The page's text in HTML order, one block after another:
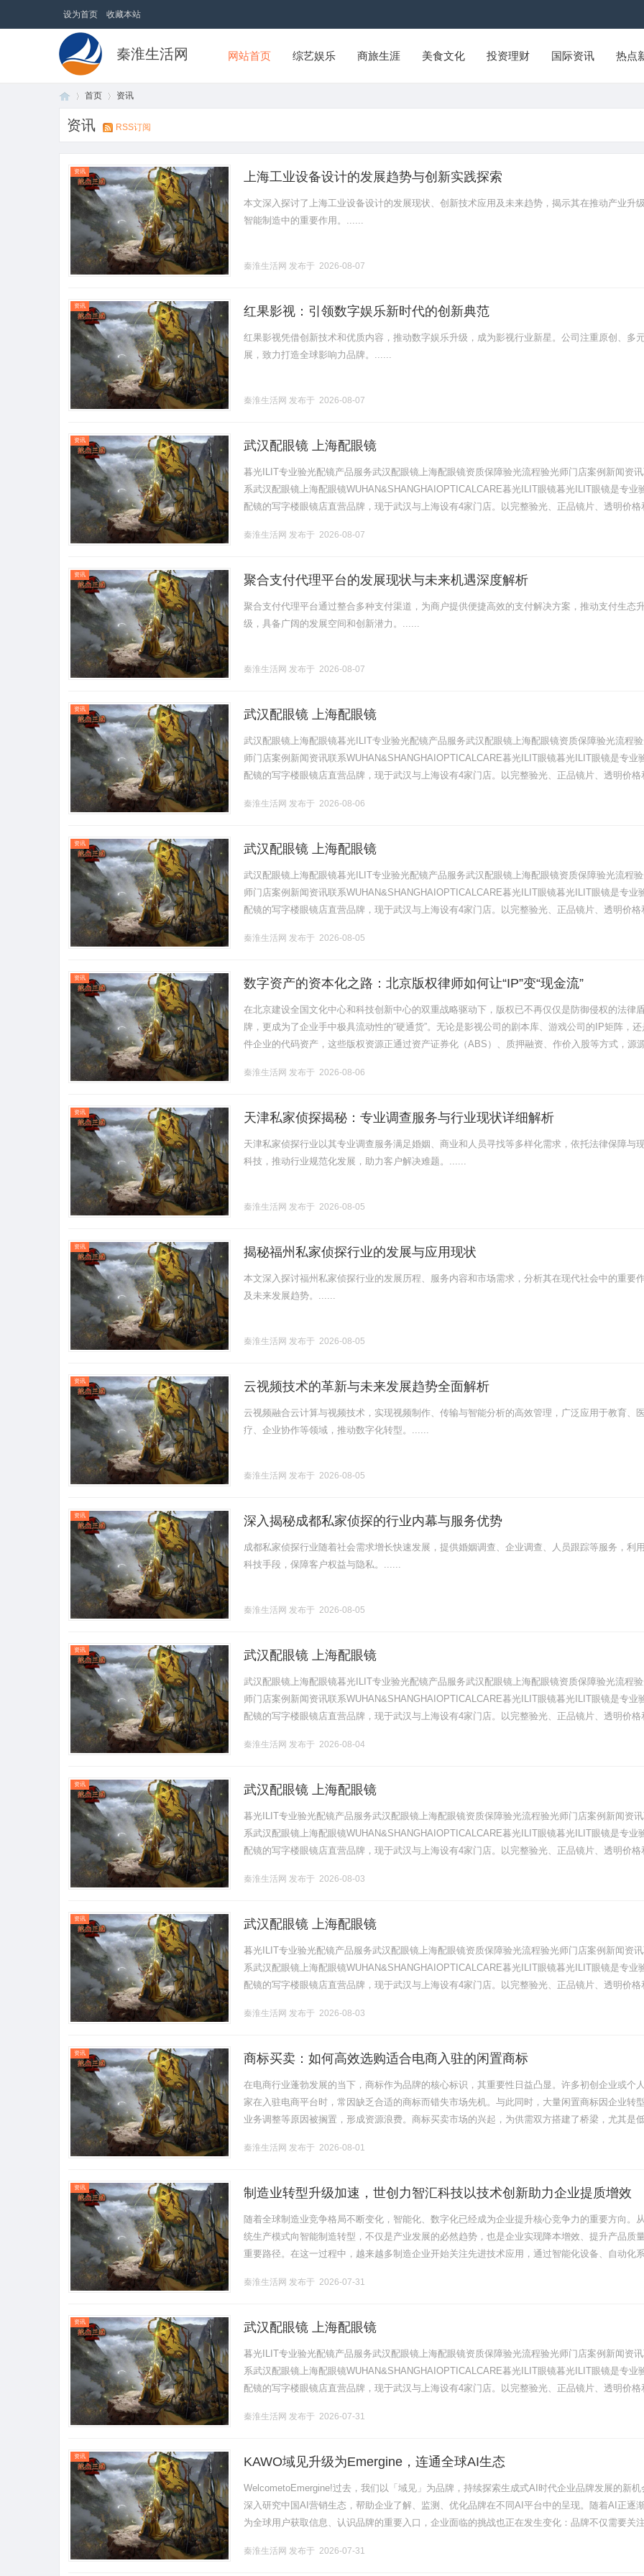
设为首页 收藏本站
秦淮生活网 网站首页 综艺娱乐 商旅生涯 美食文化 投资理财 国际资讯 热点
首页 资讯
资讯 RSS订阅
资讯 上海工业设备设计的发展趋势与创新实践探索
本文深入探讨了上海工业设备设计的发展现状、创新技术应用及未来趋势，揭示其在推动产业升
智能制造中的重要作用。......
秦淮生活网 发布于 2026-08-07
资讯 红果影视：引领数字娱乐新时代的创新典范
红果影视凭借创新技术和优质内容，推动数字娱乐升级，成为影视行业新星。公司注重原创、多
展，致力打造全球影响力品牌。......
秦淮生活网 发布于 2026-08-07
资讯 武汉配眼镜 上海配眼镜
暮光ILIT专业验光配镜产品服务武汉配眼镜上海配眼镜资质保障验光流程验光师门店案例新闻资
系武汉配眼镜上海配眼镜WUHAN&SHANGHAIOPTICALCARE暮光ILIT眼镜暮光ILIT眼镜是专业
配镜的写字楼眼镜店直营品牌，现于武汉与上海设有4家门店。以完整验光、正品镜片、透明价格
秦淮生活网 发布于 2026-08-07
资讯 聚合支付代理平台的发展现状与未来机遇深度解析
聚合支付代理平台通过整合多种支付渠道，为商户提供便捷高效的支付解决方案，推动支付生态
级，具备广阔的发展空间和创新潜力。......
秦淮生活网 发布于 2026-08-07
资讯 武汉配眼镜 上海配眼镜
武汉配眼镜上海配眼镜暮光ILIT专业验光配镜产品服务武汉配眼镜上海配眼镜资质保障验光流程
师门店案例新闻资讯联系WUHAN&SHANGHAIOPTICALCARE暮光ILIT眼镜暮光ILIT眼镜是专业
配镜的写字楼眼镜店直营品牌，现于武汉与上海设有4家门店。以完整验光、正品镜片、透明价格
秦淮生活网 发布于 2026-08-06
资讯 武汉配眼镜 上海配眼镜
武汉配眼镜上海配眼镜暮光ILIT专业验光配镜产品服务武汉配眼镜上海配眼镜资质保障验光流程
师门店案例新闻资讯联系WUHAN&SHANGHAIOPTICALCARE暮光ILIT眼镜暮光ILIT眼镜是专业
配镜的写字楼眼镜店直营品牌，现于武汉与上海设有4家门店。以完整验光、正品镜片、透明价格
秦淮生活网 发布于 2026-08-05
资讯 数字资产的资本化之路：北京版权律师如何让“IP”变“现金流”
在北京建设全国文化中心和科技创新中心的双重战略驱动下，版权已不再仅仅是防御侵权的法律
牌，更成为了企业手中极具流动性的“硬通货”。无论是影视公司的剧本库、游戏公司的IP矩阵，还
件企业的代码资产，这些版权资源正通过资产证券化（ABS）、质押融资、作价入股等方式，源
秦淮生活网 发布于 2026-08-06
资讯 天津私家侦探揭秘：专业调查服务与行业现状详细解析
天津私家侦探行业以其专业调查服务满足婚姻、商业和人员寻找等多样化需求，依托法律保障与
科技，推动行业规范化发展，助力客户解决难题。......
秦淮生活网 发布于 2026-08-05
资讯 揭秘福州私家侦探行业的发展与应用现状
本文深入探讨福州私家侦探行业的发展历程、服务内容和市场需求，分析其在现代社会中的重要
及未来发展趋势。......
秦淮生活网 发布于 2026-08-05
资讯 云视频技术的革新与未来发展趋势全面解析
云视频融合云计算与视频技术，实现视频制作、传输与智能分析的高效管理，广泛应用于教育、
疗、企业协作等领域，推动数字化转型。......
秦淮生活网 发布于 2026-08-05
资讯 深入揭秘成都私家侦探的行业内幕与服务优势
成都私家侦探行业随着社会需求增长快速发展，提供婚姻调查、企业调查、人员跟踪等服务，利
科技手段，保障客户权益与隐私。......
秦淮生活网 发布于 2026-08-05
资讯 武汉配眼镜 上海配眼镜
武汉配眼镜上海配眼镜暮光ILIT专业验光配镜产品服务武汉配眼镜上海配眼镜资质保障验光流程
师门店案例新闻资讯联系WUHAN&SHANGHAIOPTICALCARE暮光ILIT眼镜暮光ILIT眼镜是专业
配镜的写字楼眼镜店直营品牌，现于武汉与上海设有4家门店。以完整验光、正品镜片、透明价格
秦淮生活网 发布于 2026-08-04
资讯 武汉配眼镜 上海配眼镜
暮光ILIT专业验光配镜产品服务武汉配眼镜上海配眼镜资质保障验光流程验光师门店案例新闻资
系武汉配眼镜上海配眼镜WUHAN&SHANGHAIOPTICALCARE暮光ILIT眼镜暮光ILIT眼镜是专业
配镜的写字楼眼镜店直营品牌，现于武汉与上海设有4家门店。以完整验光、正品镜片、透明价格
秦淮生活网 发布于 2026-08-03
资讯 武汉配眼镜 上海配眼镜
暮光ILIT专业验光配镜产品服务武汉配眼镜上海配眼镜资质保障验光流程验光师门店案例新闻资
系武汉配眼镜上海配眼镜WUHAN&SHANGHAIOPTICALCARE暮光ILIT眼镜暮光ILIT眼镜是专业
配镜的写字楼眼镜店直营品牌，现于武汉与上海设有4家门店。以完整验光、正品镜片、透明价格
秦淮生活网 发布于 2026-08-03
资讯 商标买卖：如何高效选购适合电商入驻的闲置商标
在电商行业蓬勃发展的当下，商标作为品牌的核心标识，其重要性日益凸显。许多初创企业或个
家在入驻电商平台时，常因缺乏合适的商标而错失市场先机。与此同时，大量闲置商标因企业转
业务调整等原因被搁置，形成资源浪费。商标买卖市场的兴起，为供需双方搭建了桥梁，尤其是
买家的关.........
秦淮生活网 发布于 2026-08-01
资讯 制造业转型升级加速，世创力智汇科技以技术创新助力企业提质增效
随着全球制造业竞争格局不断变化，智能化、数字化已经成为企业提升核心竞争力的重要方向。
统生产模式向智能制造转型，不仅是产业发展的必然趋势，也是企业实现降本增效、提升产品质
重要路径。在这一过程中，越来越多制造企业开始关注先进技术应用，通过智能化设备、自动化
聚焦技术.........
秦淮生活网 发布于 2026-07-31
资讯 武汉配眼镜 上海配眼镜
暮光ILIT专业验光配镜产品服务武汉配眼镜上海配眼镜资质保障验光流程验光师门店案例新闻资
系武汉配眼镜上海配眼镜WUHAN&SHANGHAIOPTICALCARE暮光ILIT眼镜暮光ILIT眼镜是专业
配镜的写字楼眼镜店直营品牌，现于武汉与上海设有4家门店。以完整验光、正品镜片、透明价格
秦淮生活网 发布于 2026-07-31
资讯 KAWO域见升级为Emergine，连通全球AI生态
WelcometoEmergine!过去，我们以「域见」为品牌，持续探索生成式AI时代企业品牌发展的新机
深入研究中国AI营销生态，帮助企业了解、监测、优化品牌在不同AI平台中的呈现。随着AI正逐
为全球用户获取信息、认识品牌的重要入口，企业面临的挑战也正在发生变化：品牌不仅需要关
秦淮生活网 发布于 2026-07-31